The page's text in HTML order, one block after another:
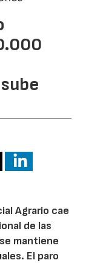
Agrario cae
de las
mantiene
El paro